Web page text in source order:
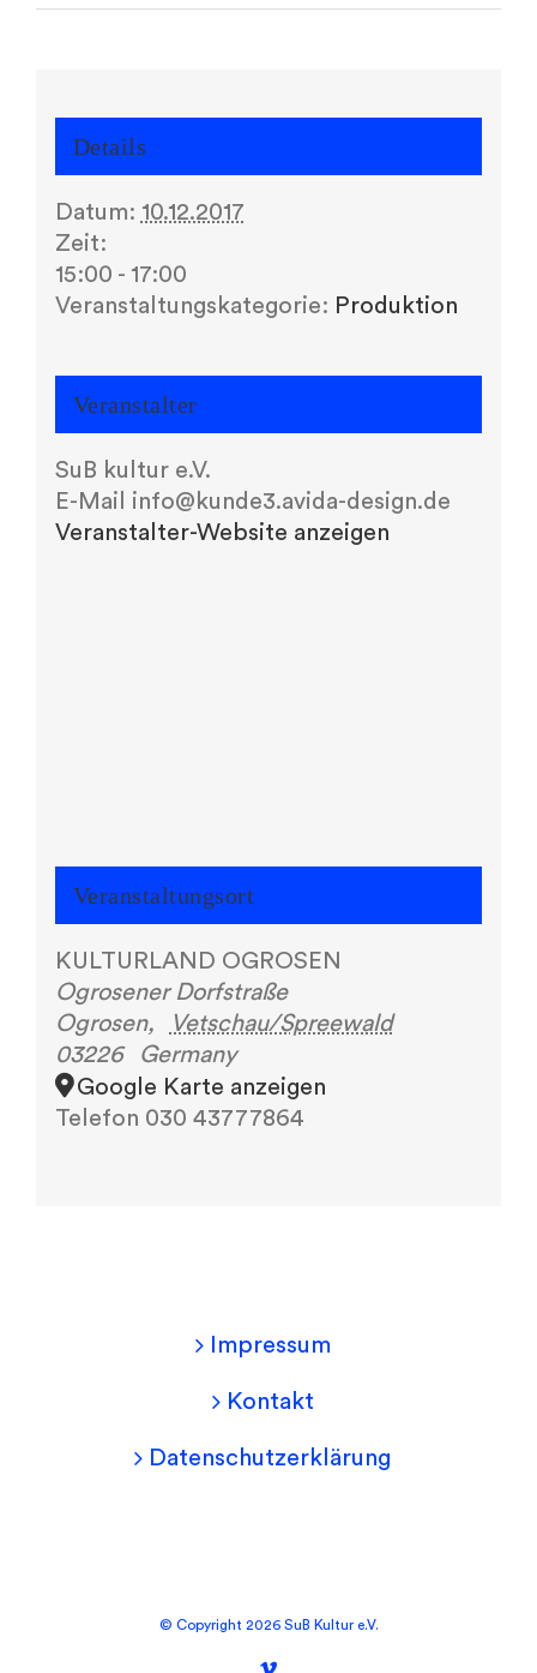
Details
Datum: 10.12.2017
Zeit:
15:00 - 17:00
Veranstaltungskategorie: Produktion
Veranstalter
SuB kultur e.V.
E-Mail info@kunde3.avida-design.de
Veranstalter-Website anzeigen
Veranstaltungsort
KULTURLAND OGROSEN
Ogrosener Dorfstraße
Ogrosen,
Vetschau/Spreewald
03226
Germany
Google Karte anzeigen
Telefon 030 43777864
Impressum
Kontakt
Datenschutzerklärung
© Copyright 2026 SuB Kultur e.V.
Vimeo